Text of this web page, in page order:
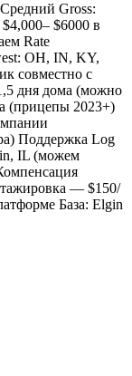
Gross:
$6000 в
Rate
OH, IN, KY,
совместно с
дня дома (можно
(прицепы 2023+)
Поддержка Log
IL (можем
— $150/
База: Elgin